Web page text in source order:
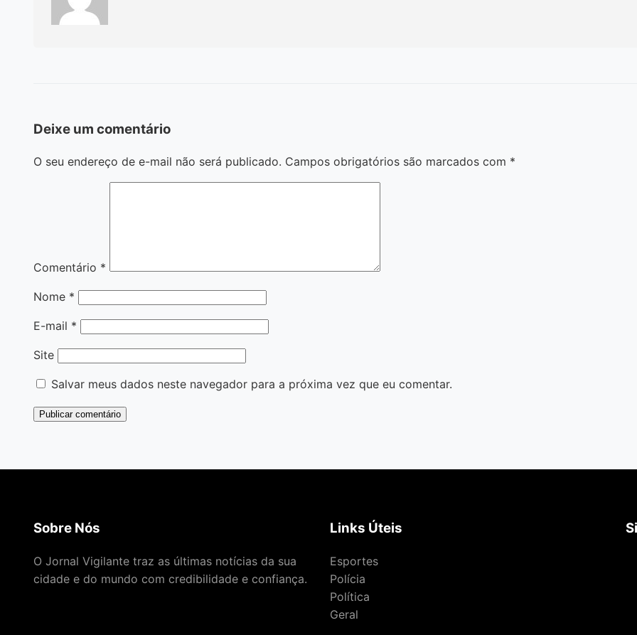
Deixe um comentário
O seu endereço de e-mail não será publicado. Campos obrigatórios são marcados com *
Comentário *
Nome *
E-mail *
Site
Salvar meus dados neste navegador para a próxima vez que eu comentar.
Sobre Nós
O Jornal Vigilante traz as últimas notícias da sua
cidade e do mundo com credibilidade e confiança.
Links Úteis
Esportes
Polícia
Política
Geral